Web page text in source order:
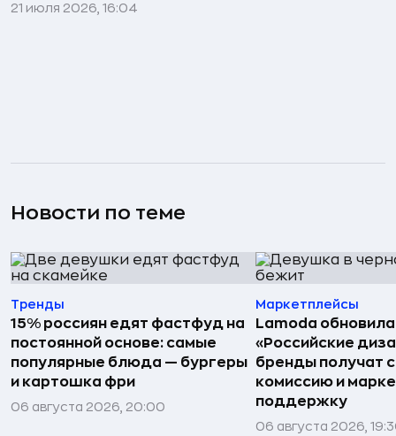
21 июля 2026, 16:04
Новости по теме
Тренды
15% россиян едят фастфуд на
постоянной основе: самые
популярные блюда — бургеры
и картошка фри
06 августа 2026, 20:00
Маркетплейсы
Lamoda
«Российские
бренды получат
комиссию и
поддержку
06 августа 2026,